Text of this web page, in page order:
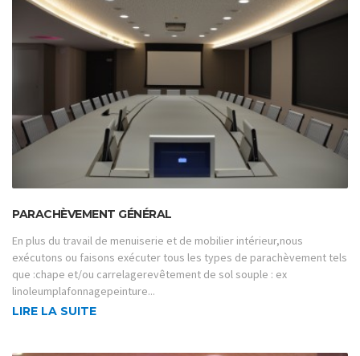
PARACHÈVEMENT GÉNÉRAL
En plus du travail de menuiserie et de mobilier intérieur,nous
exécutons ou faisons exécuter tous les types de parachèvement tels
que :chape et/ou carrelagerevêtement de sol souple : ex
linoleumplafonnagepeinture...
LIRE LA SUITE